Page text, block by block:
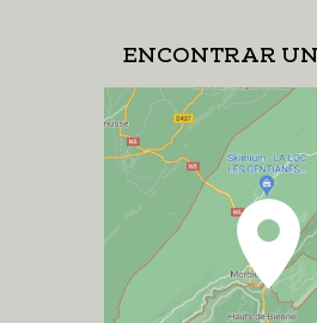
ENCONTRAR